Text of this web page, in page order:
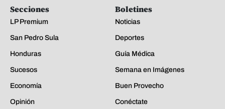
Secciones
LP Premium
San Pedro Sula
Honduras
Sucesos
Economía
Opinión
Boletines
Noticias
Deportes
Guía Médica
Semana en Imágenes
Buen Provecho
Conéctate